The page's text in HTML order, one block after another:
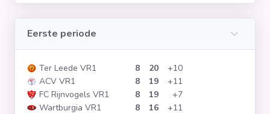
Wedstrijden
Statistieken
Voetbalpiramide
Eerste periode
Ter Leede VR1 8 20
+10
ACV VR1
8 19
+11
FC Rijnvogels VR1
8 19
+7
Wartburgia VR1
8 16
+11